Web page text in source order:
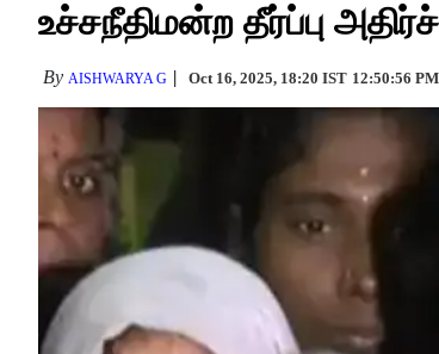
உச்சநீதிமன்ற தீர்ப்பு
By AISHWARYA G Oct 16, 2025, 18:20 IST 12:50:56 PM